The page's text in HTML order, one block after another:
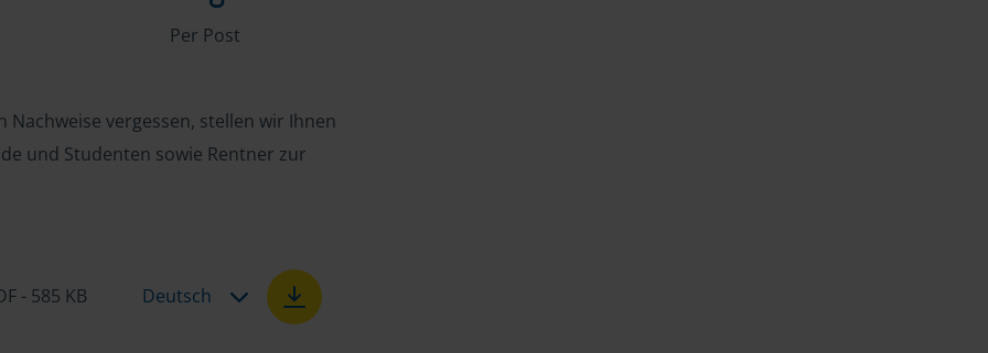
Per Post
vergessen, stellen wir Ihnen
und Studenten sowie Rentner zur
- 585 KB Deutsch